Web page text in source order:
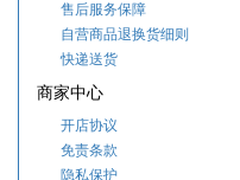
售后服务保障
自营商品退换货细则
快递送货
商家中心
开店协议
免责条款
隐私保护